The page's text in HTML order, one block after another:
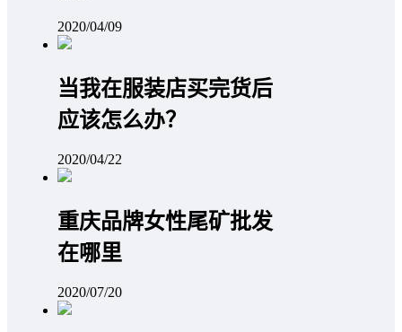
2020/04/09
当我在服装店买完货后
应该怎么办？
2020/04/22
重庆品牌女性尾矿批发
在哪里
2020/07/20